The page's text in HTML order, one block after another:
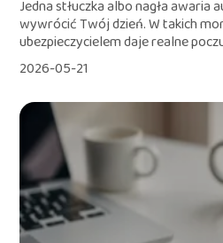
Jedna stłuczka albo nagła awaria
wywrócić Twój dzień. W takich
ubezpieczycielem daje realne
2026-05-21